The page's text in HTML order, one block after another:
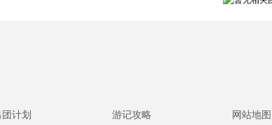
团计划
游记攻略
网站地图